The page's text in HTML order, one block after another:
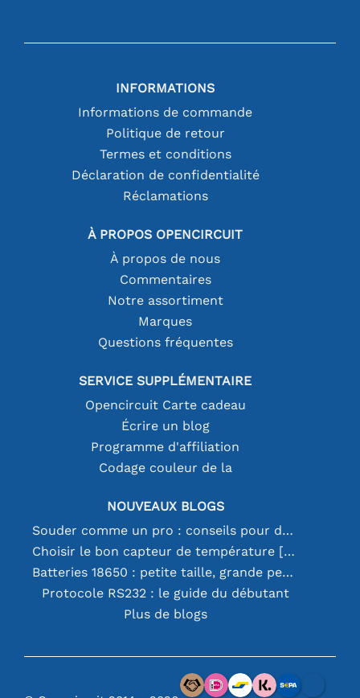
INFORMATIONS
Informations de commande
Politique de retour
Termes et conditions
Déclaration de confidentialité
Réclamations
À PROPOS OPENCIRCUIT
À propos de nous
Commentaires
Notre assortiment
Marques
Questions fréquentes
SERVICE SUPPLÉMENTAIRE
Opencircuit Carte cadeau
Écrire un blog
Programme d'affiliation
Codage couleur de la
NOUVEAUX BLOGS
Souder comme un pro : conseils pour des connexions électroniques parfaites
Choisir le bon capteur de température [youtube]
Batteries 18650 : petite taille, grande performance
Protocole RS232 : le guide du débutant
Plus de blogs